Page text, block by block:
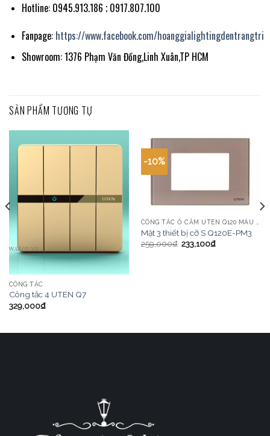
Hotline: 0945.913.186 ; 0917.807.100
Fanpage: https://www.facebook.com/hoanggialightingdentrangtri
Showroom: 1376 Phạm Văn Đồng,Linh Xuân,TP HCM
SẢN PHẨM TƯƠNG TỰ
CÔNG TẮC
Công tắc 4 UTEN Q7
329,000₫
-10%
Mặt 3 thiết bị cỡ S Q120E-PM3
259,000₫ 233,100₫